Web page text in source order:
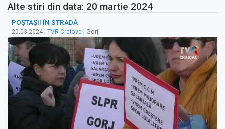
Alte stiri din data: 20 martie 2024
POȘTAȘII ÎN STRADĂ
20.03.2024 TVR Craiova | Gorj